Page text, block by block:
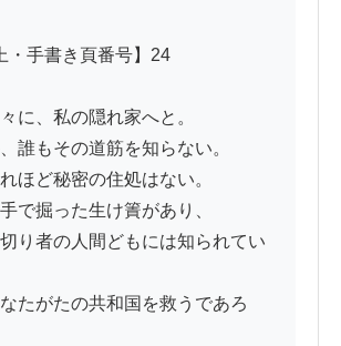
私の隠れ家へと。
誰もその道筋を知らない。
秘密の住処はない。
で掘った生け簀があり、
の人間どもには知られてい
たの共和国を救うであろ